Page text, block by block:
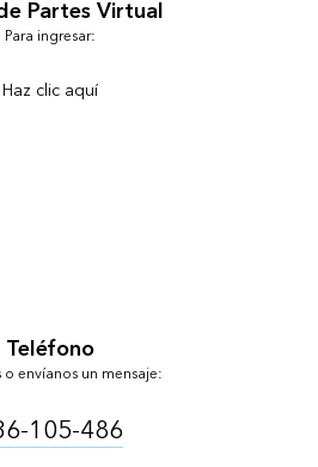
Partes Virtual
Para ingresar:
Haz clic aquí
Teléfono
o envíanos un mensaje:
105-486